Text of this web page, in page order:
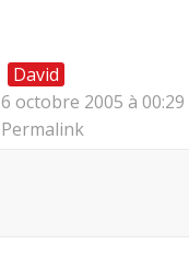
David
6 octobre 2005 à 00:29
Permalink